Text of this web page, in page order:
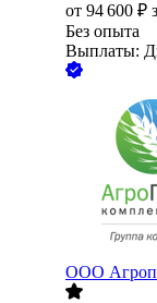
от 94 600 ₽
Без опыта
Выплаты:
ООО